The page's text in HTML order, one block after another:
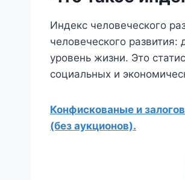
Индекс человеческого
человеческого
уровень жизни. Это
социальных и
Конфискованые и
(без аукционов).